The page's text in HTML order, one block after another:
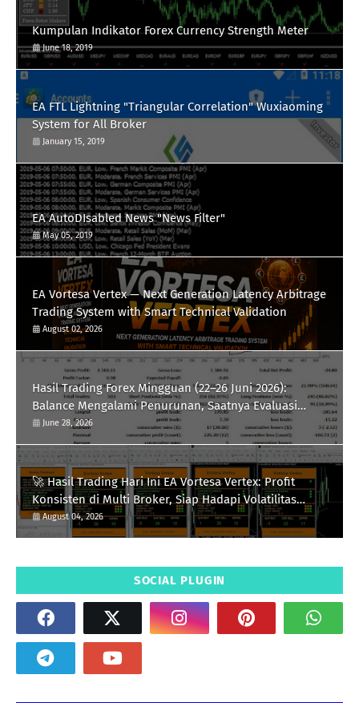
Kumpulan Indikator Forex Currency Strength Meter
June 18, 2019
EA FTL Lightning "Triangular Correlation" Wuxiaoming
System for All Broker
January 15, 2019
EA AutoDIsabled News "News Filter"
May 05, 2019
EA Vortesa Vertex — Next Generation Latency Arbitrage
Trading System with Smart Technical Validation
August 02, 2026
Hasil Trading Forex Mingguan (22–26 Juni 2026):
Balance Mengalami Penurunan, Saatnya Evaluasi
Strategi
June 28, 2026
🚀 Hasil Trading Hari Ini EA Vortesa Vertex: Profit
Konsisten di Multi Broker, Siap Hadapi Volatilitas
XAUUSD
August 04, 2026
SOCIAL PLUGIN